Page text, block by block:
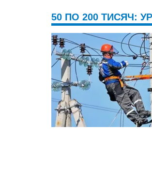
50 ПО 200 ТИСЯЧ: